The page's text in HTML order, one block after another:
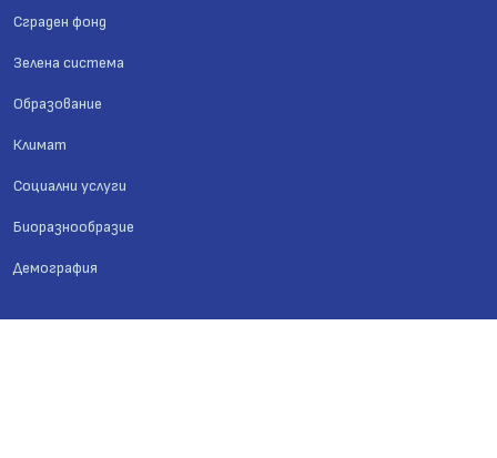
Сграден фонд
Зелена система
Образование
Климат
Социални услуги
Биоразнообразие
Демография